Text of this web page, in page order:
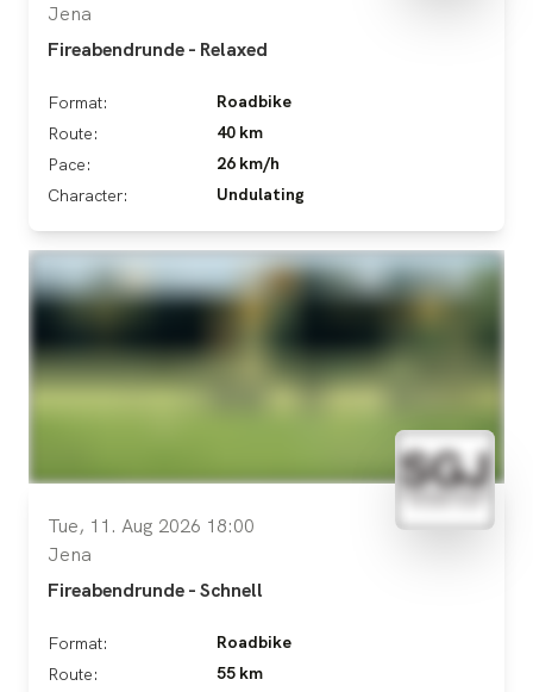
Jena
Fireabendrunde - Relaxed
Format:
Roadbike
Route:
40 km
Pace:
26 km/h
Character:
Undulating
Tue, 11. Aug 2026 18:00
Jena
Fireabendrunde - Schnell
Format:
Roadbike
Route:
55 km